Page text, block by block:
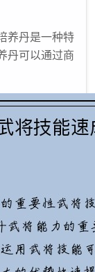
养丹是一种特
丹可以通过商